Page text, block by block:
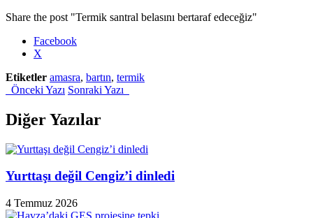
Share the post "Termik santral belasını bertaraf edeceğiz"
Facebook
X
Etiketler amasra, bartın, termik
Önceki Yazı Sonraki Yazı
Diğer Yazılar
Yurttaşı değil Cengiz’i dinledi
4 Temmuz 2026